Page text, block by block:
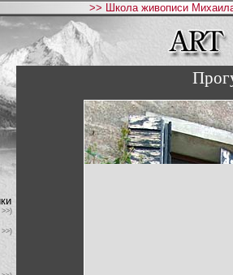
>> Школа живописи
>>)